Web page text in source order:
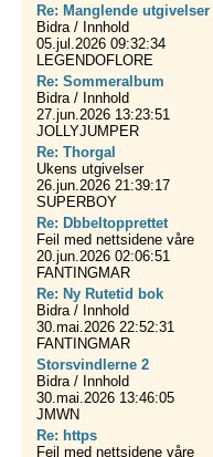
Re: Manglende utgivelser
Bidra / Innhold
05.jul.2026 09:32:34
LEGENDOFLORE
Re: Sommeralbum
Bidra / Innhold
27.jun.2026 13:23:51
JOLLYJUMPER
Re: Thorgal
Ukens utgivelser
26.jun.2026 21:39:17
SUPERBOY
Re: Dbbeltopprettet
Feil med nettsidene våre
20.jun.2026 02:06:51
FANTINGMAR
Re: Ny Rutetid bok
Bidra / Innhold
30.mai.2026 22:52:31
FANTINGMAR
Storsvindlerne 2
Bidra / Innhold
30.mai.2026 13:46:05
JMWN
Re: https
Feil med nettsidene våre